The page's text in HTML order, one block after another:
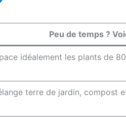
Peu de temps ?
idéalement les plants de
terre de jardin, compost